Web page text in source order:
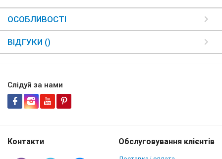
ОСОБЛИВОСТІ
ВІДГУКИ ()
Слідуй за нами
Контакти Обслуговування клієнтів